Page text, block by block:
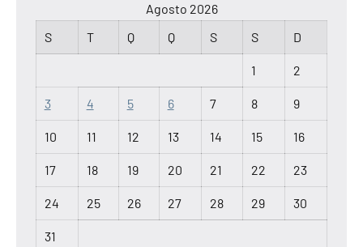
Agosto 2026
S
T Q Q S S D
1 2
3 4 5 6 7 8 9
10 11 12 13 14 15 16
17 18 19 20 21 22 23
24 25 26 27 28 29 30
31